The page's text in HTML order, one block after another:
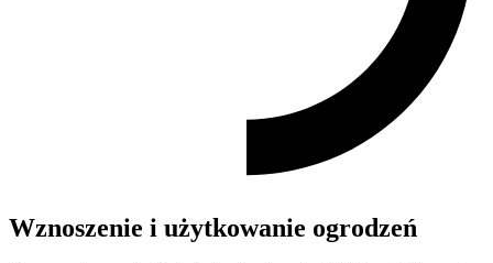
Wznoszenie i użytkowanie ogrodzeń